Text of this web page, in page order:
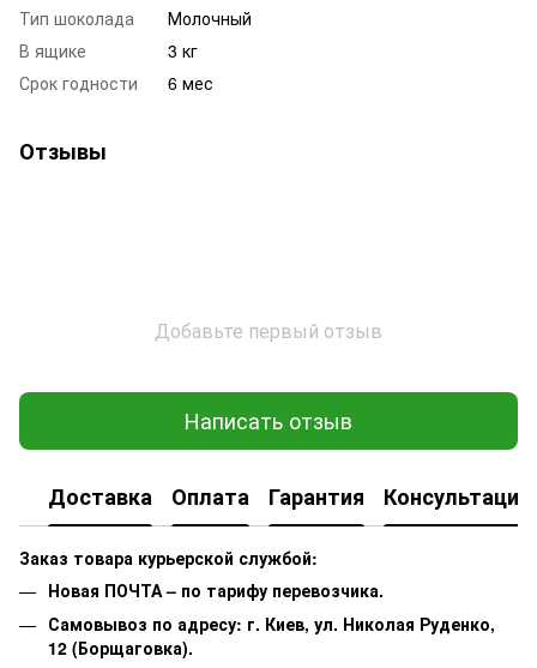
Тип шоколада
Молочный
В ящике
3 кг
Срок годности
6 мес
Отзывы
Добавьте первый отзыв
Написать отзыв
Доставка Оплата Гарантия Консультация
Заказ товара курьерской службой:
Новая ПОЧТА – по тарифу перевозчика.
Самовывоз по адресу: г. Киев, ул. Николая Руденко,
12 (Борщаговка).